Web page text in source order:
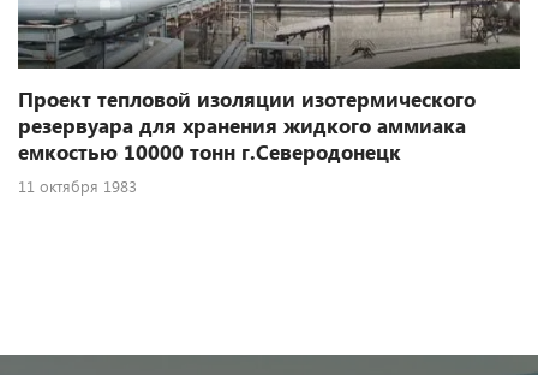
Проект тепловой изоляции изотермического
резервуара для хранения жидкого аммиака
емкостью 10000 тонн г.Северодонецк
11 октября 1983